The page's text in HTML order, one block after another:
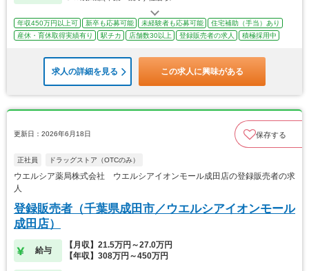
年収450万円以上可 新卒も応募可能 未経験者も応募可能
住宅補助（手当）あり
産休・育休取得実績有り
駅チカ 店舗数30以上 登録販売者の求人 積極採用中
求人の詳細を見る この求人に興味がある
更新日：2026年6月18日 保存する
正社員 ドラッグストア（OTCのみ）
ウエルシア薬局株式会社 ウエルシアイオンモール成田店の登録販売者の求
人
登録販売者（千葉県成田市／ウエルシアイオンモール
成田店）
給与
【月収】21.5万円～27.0万円
【年収】308万円～450万円